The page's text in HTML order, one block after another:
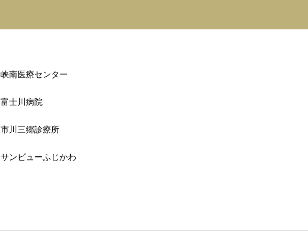
峡南医療センター
富士川病院
市川三郷診療所
サンビューふじかわ